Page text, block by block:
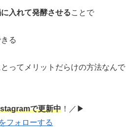
入れて発酵させることで
る
ってメリットだらけの方法なんで
で更新中 ！／▶︎
フォローする